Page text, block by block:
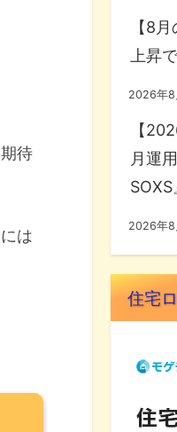
待
は
【8
上昇
2026年8
【
月運
SOXS
2026年8
住宅